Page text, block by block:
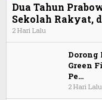
Dua Tahun
Sekolah Rakyat,
2 Hari Lalu
Dorong
Green
Pe…
2 Hari Lalu